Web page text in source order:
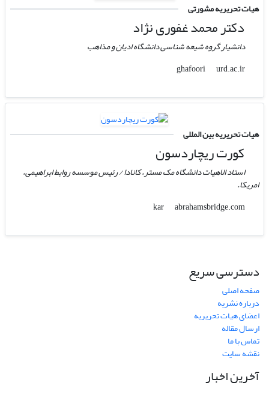
هیات تحریریه مشورتی
دکتر محمد غفوری نژاد
دانشیار گروه شیعه شناسی دانشگاه ادیان و مذاهب
ghafoori
urd.ac.ir
هیات تحریریه بین المللی
کورت ریچاردسون
استاد الاهیات دانشگاه مک مستر، کانادا / رئیس موسسه روابط ابراهیمی،
امریکا.
kar
abrahamsbridge.com
دسترسی سریع
صفحه اصلی
درباره نشریه
اعضای هیات تحریریه
ارسال مقاله
تماس با ما
نقشه سایت
آخرین اخبار